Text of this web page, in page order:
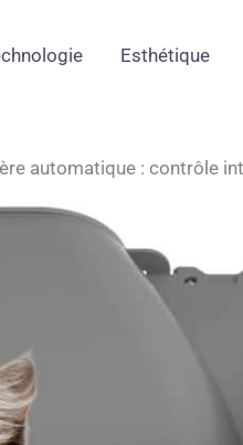
Esthétique
automatique : contrôle